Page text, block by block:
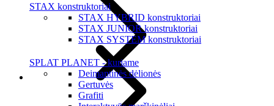
STAX konstruktoriai
STAX HYBRID konstruktoriai
STAX JUNIOR konstruktoriai
STAX SYSTEM konstruktoriai
SPLAT PLANET - kuriame
Deimantinės dėlionės
Gertuvės
Grafiti